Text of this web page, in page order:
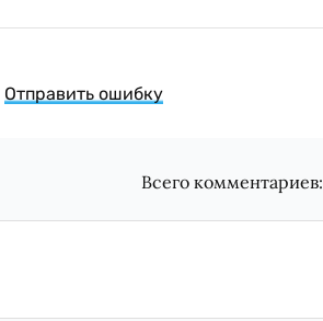
Отправить ошибку
Всего комментариев: